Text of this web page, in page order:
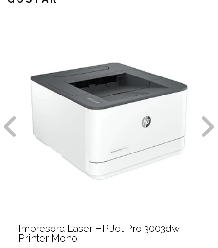
Impresora Laser HP Jet Pro 3003dw
Printer Mono